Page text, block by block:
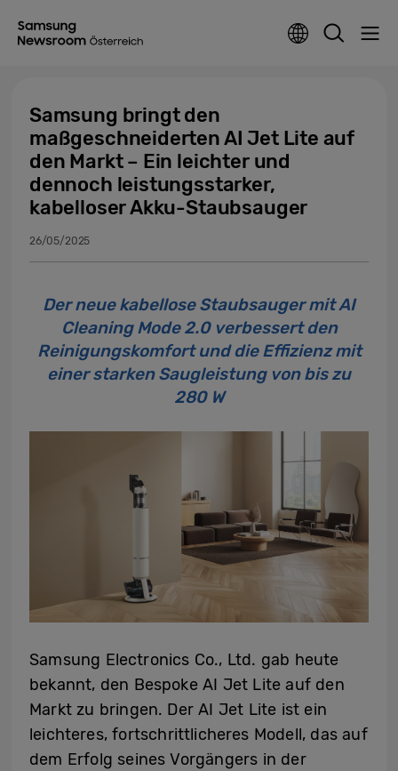
Samsung bringt den
maßgeschneiderten AI Jet Lite auf
den Markt – Ein leichter und
dennoch leistungsstarker,
kabelloser Akku-Staubsauger
26/05/2025
Der neue kabellose Staubsauger mit AI
Cleaning Mode 2.0 verbessert den
Reinigungskomfort und die Effizienz mit
einer starken Saugleistung von bis zu
280 W
Samsung Electronics Co., Ltd. gab heute
bekannt, den Bespoke AI Jet Lite auf den
Markt zu bringen. Der AI Jet Lite ist ein
leichteres, fortschrittlicheres Modell, das auf
dem Erfolg seines Vorgängers in der